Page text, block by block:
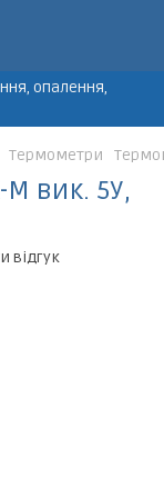
опалення,
Термометри
вик. 5У,
відгук